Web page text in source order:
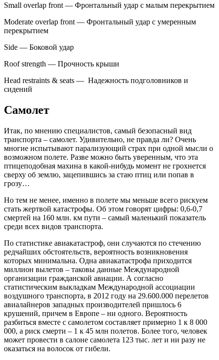
Small overlap front — Фронтальный удар с малым перекрытием
Moderate overlap front — Фронтальный удар с умеренным
перекрытием
Side — Боковой удар
Roof strength — Прочность крыши
Head restraints & seats — Надежность подголовников и
сидений
Самолет
Итак, по мнению специалистов, самый безопасный вид
транспорта – самолет. Удивительно, не правда ли? Очень
многие испытывают парализующий страх при одной мысли о
возможном полете. Разве можно быть уверенным, что эта
птицеподобная махина в какой-нибудь момент не грохнется
сверху об землю, зацепившись за стаю птиц или попав в
грозу…
Но тем не менее, именно в полете мы меньше всего рискуем
стать жертвой катастрофы. Об этом говорят цифры: 0,6-0,7
смертей на 160 млн. км пути – самый маленький показатель
среди всех видов транспорта.
По статистике авиакатастроф, они случаются по стечению
редчайших обстоятельств, вероятность возникновения
которых минимальна. Одна авиакатастрофа приходится
миллион вылетов – таковы данные Международной
организации гражданской авиации. А согласно
статистическим выкладкам Международной ассоциации
воздушного транспорта, в 2012 году на 29.600.000 перелетов
авиалайнеров западных производителей пришлось 6
крушений, причем в Европе – ни одного. Вероятность
разбиться вместе с самолетом составляет примерно 1 к 8 000
000, а риск смерти – 1 к 45 млн полетов. Более того, человек
может провести в салоне самолета 123 тыс. лет и ни разу не
оказаться на волосок от гибели.